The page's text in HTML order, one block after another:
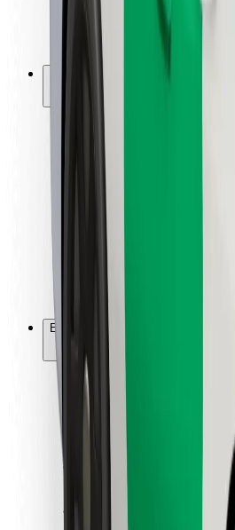
Repülőtér
Bolt töltőállomások
Utasoknak
Sofőröknek
Ételfutároknak
Bolt Food
Flottapartnereknek
Egyéb
Beszállítók
Felhasználási feltételek
Pár perc alatt ott vagyunk érted!